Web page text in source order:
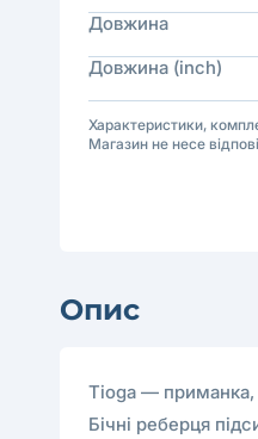
Довжина
Довжина (inch)
Характеристики,
Магазин не несе
Опис
Tioga — приманка,
Бічні реберця